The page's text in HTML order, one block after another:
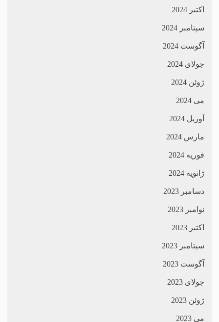
اکتبر 2024
سپتامبر 2024
آگوست 2024
جولای 2024
ژوئن 2024
می 2024
آوریل 2024
مارس 2024
فوریه 2024
ژانویه 2024
دسامبر 2023
نوامبر 2023
اکتبر 2023
سپتامبر 2023
آگوست 2023
جولای 2023
ژوئن 2023
می 2023